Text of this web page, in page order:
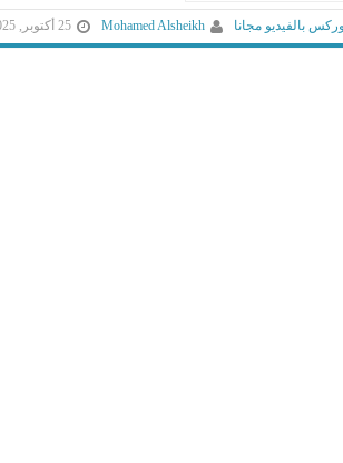
بالفيديو مجانا Mohamed Alsheikh 25 أكتوبر, 2025